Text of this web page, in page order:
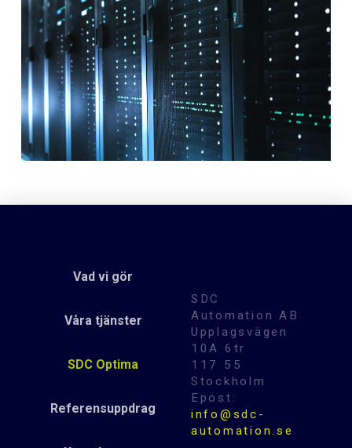
Vad vi gör
Våra tjänster
SDC Optima
Referensuppdrag
SDC
Automation AB
Upplagsvägen
10A 6tr
117 55
Stockholm
Epost:
info@sdc-
automation.se